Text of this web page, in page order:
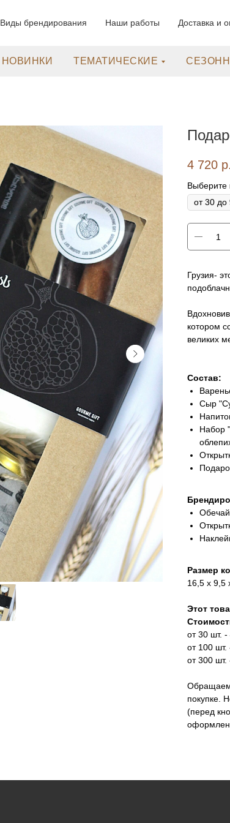
Виды брендирования Наши работы Доставка и
НОВИНКИ ТЕМАТИЧЕСКИЕ
4 720 р.
Выберите
Грузия-
котором
великих
Состав:
Сыр
Набор
Размер
16,5 х 9,5
Этот
от 30 шт.
от 100 шт.
от 300 шт.
Обращаем
покупке.
(перед